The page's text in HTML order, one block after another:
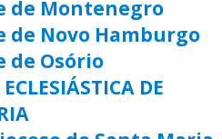
de Montenegro
de Novo Hamburgo
de Osório
DE